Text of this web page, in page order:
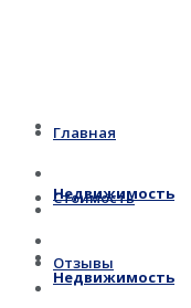
Главная
Стоимость
Отзывы
Недвижимость
Недвижимость